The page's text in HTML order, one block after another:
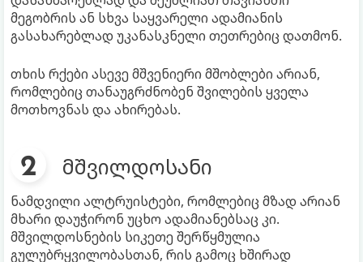
მეგობრის ან სხვა საყვარელი ადამიანის
გასახარებლად უკანასკნელი თეთრებიც დათმონ.
თხის რქები ასევე მშვენიერი მშობლები არიან,
რომლებიც თანაუგრძნობენ შვილების ყველა
მოთხოვნას და ახირებას.
მშვილდოსანი
ნამდვილი ალტრუისტები, რომლებიც მზად არიან
მხარი დაუჭირონ უცხო ადამიანებსაც კი.
მშვილდოსნების სიკეთე შერწყმულია
გულუბრყვილობასთან, რის გამოც ხშირად